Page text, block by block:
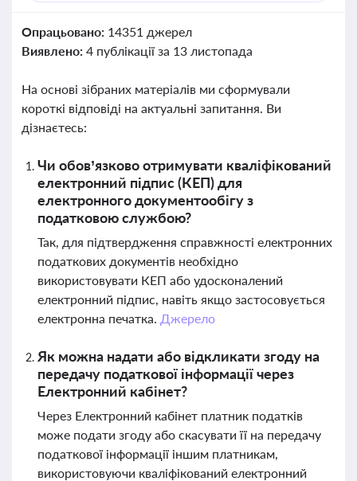
Опрацьовано: 14351 джерел
Виявлено: 4 публікації за 13 листопада
На основі зібраних матеріалів ми сформували
короткі відповіді на актуальні запитання. Ви
дізнаєтесь:
Чи обов’язково отримувати кваліфікований
електронний підпис (КЕП) для
електронного документообігу з
податковою службою?
Так, для підтвердження справжності електронних
податкових документів необхідно
використовувати КЕП або удосконалений
електронний підпис, навіть якщо застосовується
електронна печатка. Джерело
Як можна надати або відкликати згоду на
передачу податкової інформації через
Електронний кабінет?
Через Електронний кабінет платник податків
може подати згоду або скасувати її на передачу
податкової інформації іншим платникам,
використовуючи кваліфікований електронний